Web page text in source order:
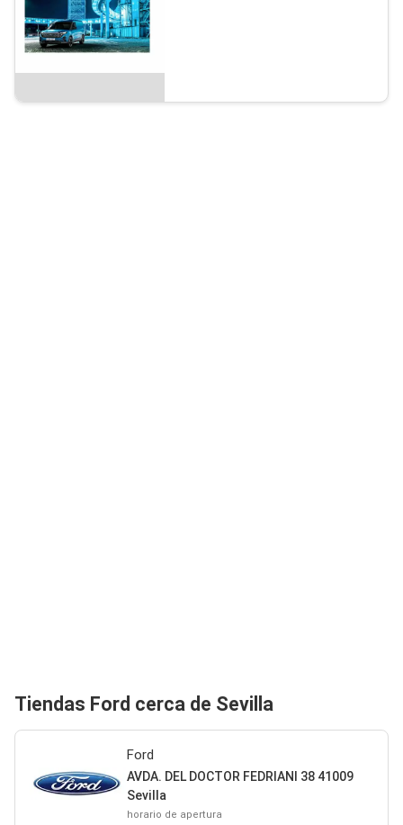
Tiendas Ford cerca de Sevilla
Ford
AVDA. DEL DOCTOR FEDRIANI 38 41009
Sevilla
horario de apertura